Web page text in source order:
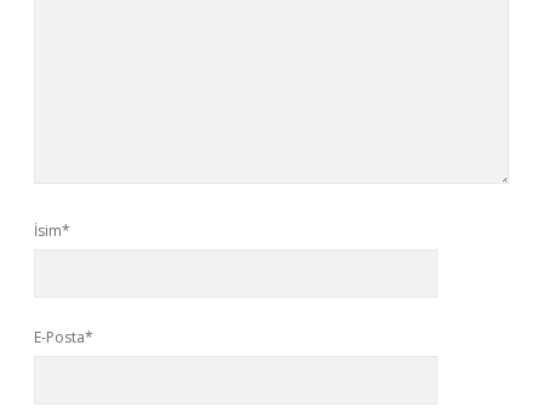
İsim*
E-Posta*